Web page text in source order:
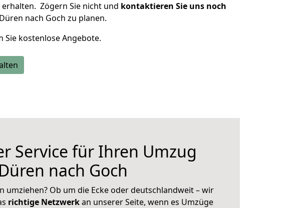
erhalten. Zögern Sie nicht und kontaktieren Sie uns noch
nach Goch zu planen.
Sie kostenlose Angebote.
Service für Ihren Umzug
nach Goch
umziehen? Ob um die Ecke oder deutschlandweit – wir
richtige Netzwerkan unserer Seite, wenn es Umzüge